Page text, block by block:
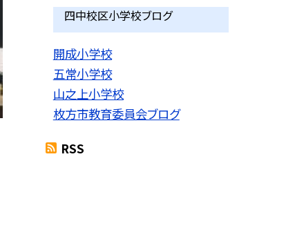
四中校区小学校ブログ
開成小学校
五常小学校
山之上小学校
枚方市教育委員会ブログ
RSS